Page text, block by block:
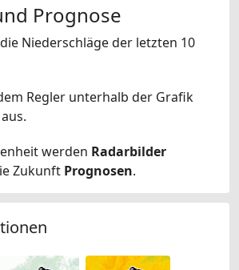
Prognose
Niederschläge der letzten 10
Regler unterhalb der Grafik
werden Radarbilder
Zukunft Prognosen.